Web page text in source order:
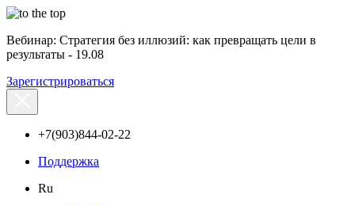
Вебинар: Стратегия без иллюзий: как превращать цели в
результаты - 19.08
Зарегистрироваться
+7(903)844-02-22
Поддержка
Ru